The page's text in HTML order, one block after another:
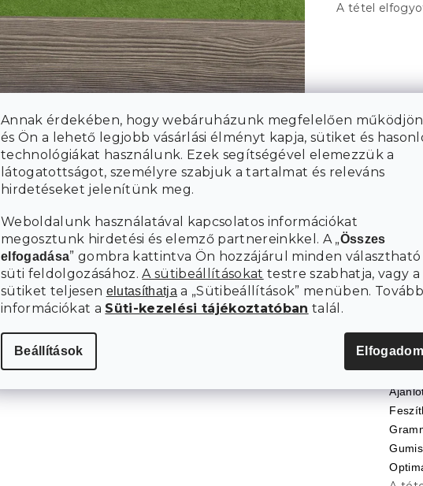
Annak érdekében, hogy webáruházunk megfelelően
és Ön a lehető legjobb vásárlási élményt kapja, sütiket és
technológiákat használunk. Ezek segítségével elemezzük a
látogatottságot, személyre szabjuk a tartalmat és releváns
hirdetéseket jelenítünk meg.
Weboldalunk használatával kapcsolatos információkat
megosztunk hirdetési és elemző partnereinkkel. A „Összes
elfogadása” gombra kattintva Ön hozzájárul minden választható
süti feldolgozásához.A sütibeállításokat testre szabhatja, vagy a
sütiket teljesen elutasíthatja a „Sütibeállítások” menüben.
információkat a Süti-kezelési tájékoztatóban talál.
Beállítások Elfogadom
A tétel
Méret:
Gumis